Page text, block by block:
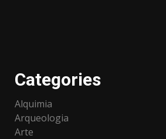
Categories
Alquimia
Arqueologia
Arte